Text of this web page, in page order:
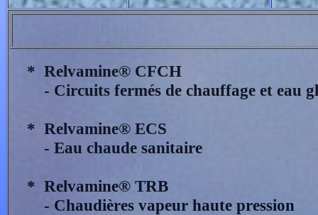
* Relvamine®
- Circuits fermés de chauffage
* Relvamine® ECS
- Eau chaude sanitaire
* Relvamine®
- Chaudières vapeur haute pression